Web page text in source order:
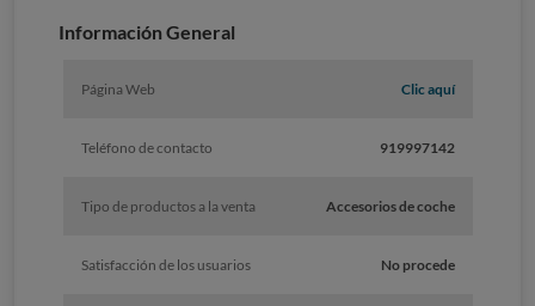
Información General
Página Web Clic aquí
Teléfono de contacto 919997142
Tipo de productos a la venta Accesorios de coche
Satisfacción de los usuarios No procede